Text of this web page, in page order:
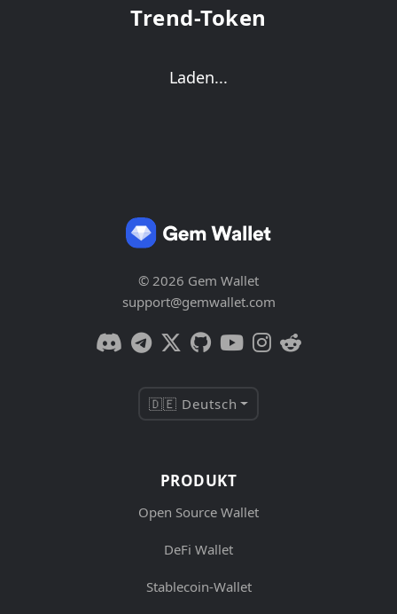
Trend-Token
Laden...
© 2026 Gem Wallet
support@gemwallet.com
🇩🇪 Deutsch
PRODUKT
Open Source Wallet
DeFi Wallet
Stablecoin-Wallet